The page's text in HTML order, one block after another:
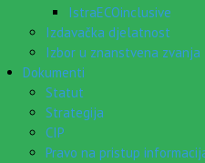
IstraECOinclusive
Izdavačka djelatnost
Izbor u znanstvena zvanja
Dokumenti
Statut
Strategija
CIP
Pravo na pristup